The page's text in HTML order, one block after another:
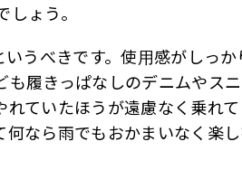
ょう。
うべきです。使用感がしっ
履きっぱなしのデニムやス
ていたほうが遠慮なく乗れ
なら雨でもおかまいなく楽